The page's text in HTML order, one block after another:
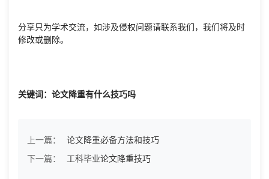
分享只为学术交流，如涉及侵权问题请联系我们，我们将及时
修改或删除。
关键词：论文降重有什么技巧吗
上一篇：
论文降重必备方法和技巧
下一篇：
工科毕业论文降重技巧